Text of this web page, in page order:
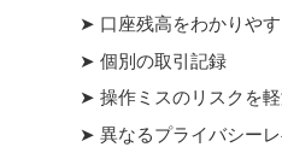
➤ 口座残高をわかりや
➤ 個別の取引記録
➤ 操作ミスのリスクを
➤ 異なるプライバシー